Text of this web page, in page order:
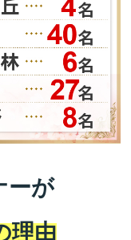
ーが
理由